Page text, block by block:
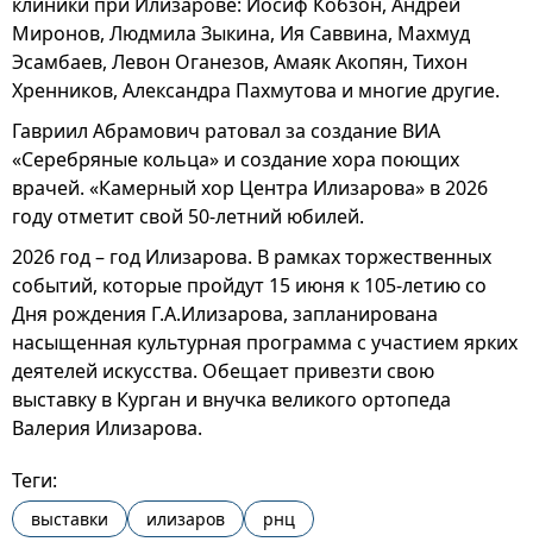
Миронов, Людмила Зыкина, Ия Саввина, Махмуд
Эсамбаев, Левон Оганезов, Амаяк Акопян, Тихон
Хренников, Александра Пахмутова и многие другие.
Гавриил Абрамович ратовал за создание ВИА
«Серебряные кольца» и создание хора поющих
врачей. «Камерный хор Центра Илизарова» в 2026
году отметит свой 50-летний юбилей.
2026 год – год Илизарова. В рамках торжественных
событий, которые пройдут 15 июня к 105-летию со
Дня рождения Г.А.Илизарова, запланирована
насыщенная культурная программа с участием ярких
деятелей искусства. Обещает привезти свою
выставку в Курган и внучка великого ортопеда
Валерия Илизарова.
Теги:
выставки илизаров рнц